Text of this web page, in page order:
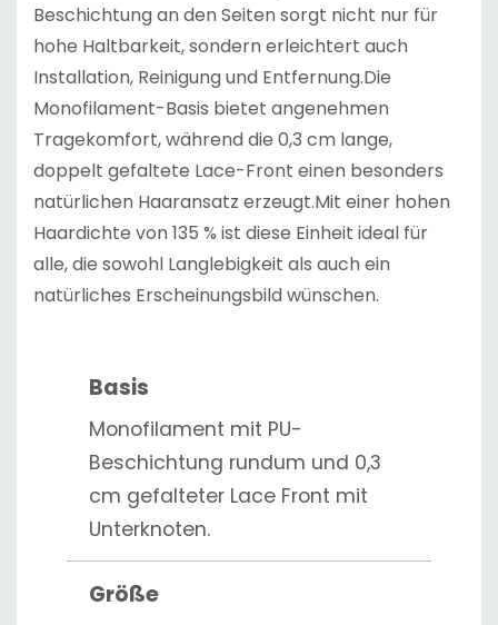
Beschichtung an den Seiten sorgt nicht nur für
hohe Haltbarkeit, sondern erleichtert auch
Installation, Reinigung und Entfernung.Die
Monofilament-Basis bietet angenehmen
Tragekomfort, während die 0,3 cm lange,
doppelt gefaltete Lace-Front einen besonders
natürlichen Haaransatz erzeugt.Mit einer hohen
Haardichte von 135 % ist diese Einheit ideal für
alle, die sowohl Langlebigkeit als auch ein
natürliches Erscheinungsbild wünschen.
Basis
Monofilament mit PU-
Beschichtung rundum und 0,3
cm gefalteter Lace Front mit
Unterknoten.
Größe